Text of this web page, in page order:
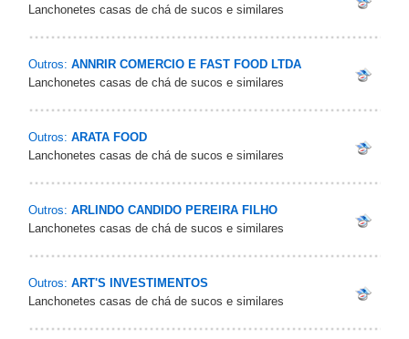
Lanchonetes casas de chá de sucos e similares
Outros: ANNRIR COMERCIO E FAST FOOD LTDA
Lanchonetes casas de chá de sucos e similares
Outros: ARATA FOOD
Lanchonetes casas de chá de sucos e similares
Outros: ARLINDO CANDIDO PEREIRA FILHO
Lanchonetes casas de chá de sucos e similares
Outros: ART'S INVESTIMENTOS
Lanchonetes casas de chá de sucos e similares